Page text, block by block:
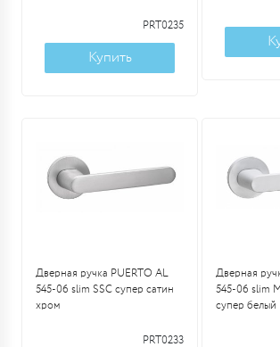
PRT0235
Купить
Дверная ручка PUERTO AL
545-06 slim SSC супер сатин
хром
PRT0233
Дверная
545-06 slim
супер белый